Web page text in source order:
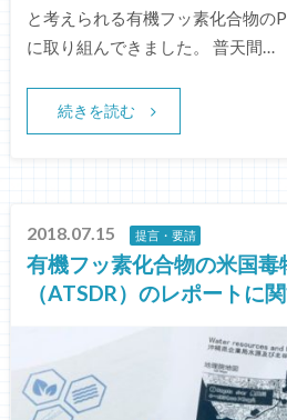
と考えられる有機フッ素化合物の
に取り組んできました。 普天間…
続きを読む
2018.07.15 提言・要請
有機フッ素化合物の米国
（ATSDR）のレポートに